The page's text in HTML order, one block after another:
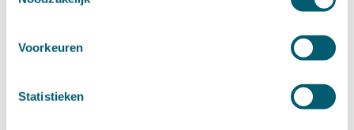
Voorkeuren
Statistieken
Artikel 3:50
4. Bijzondere bepalingen over besluiten (artt. 4:1-